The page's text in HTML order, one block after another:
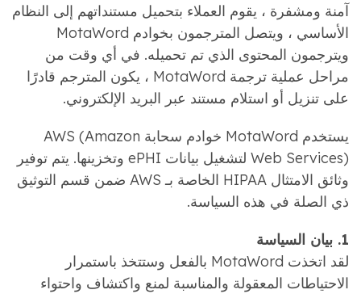
آمنة ومشفرة ، يقوم العملاء بتحميل مستنداتهم إلى النظام
الأساسي ، ويتصل المترجمون بخوادم MotaWord
ويترجمون المحتوى الذي تم تحميله. في أي وقت من
مراحل عملية ترجمة MotaWord ، يكون المترجم قادرًا
على تنزيل أو استلام مستند عبر البريد الإلكتروني.
يستخدم MotaWord خوادم سحابة AWS (Amazon
Web Services) لتشغيل بيانات ePHI وتخزينها. يتم توفير
وثائق الامتثال HIPAA الخاصة بـ AWS ضمن قسم التوثيق
ذي الصلة في هذه السياسة.
1. بيان السياسة
لقد اتخذت MotaWord بالفعل وستتخذ باستمرار
الاحتياطات المعقولة والمناسبة لمنع واكتشاف واحتواء